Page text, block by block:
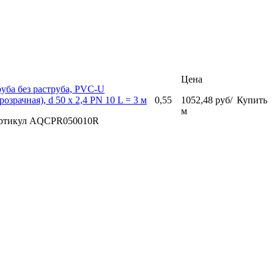
без раструба, PVC-U
d 50 х 2,4 PN 10 L = 3 м
AQCPR050010R
0,55
Цена
1052,48 руб/
м
Купить